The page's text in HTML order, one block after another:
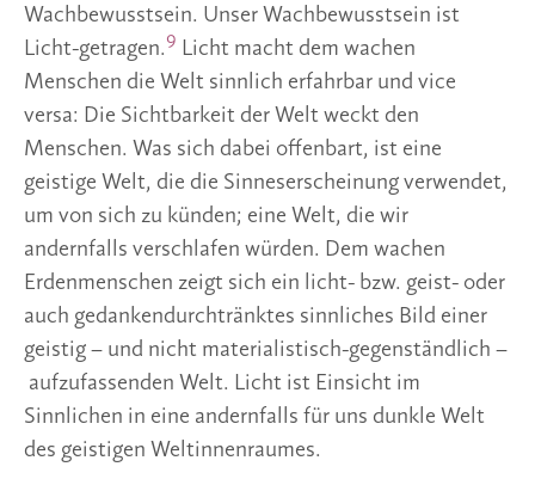
Wachbewusstsein. Unser Wachbewusstsein ist
Licht-getragen.9 Licht macht dem wachen
Menschen die Welt sinnlich erfahrbar und vice
versa: Die Sichtbarkeit der Welt weckt den
Menschen. Was sich dabei offenbart, ist eine
geistige Welt, die die Sinneserscheinung verwendet,
um von sich zu künden; eine Welt, die wir
andernfalls verschlafen würden. Dem wachen
Erdenmenschen zeigt sich ein licht- bzw. geist- oder
auch gedankendurchtränktes sinnliches Bild einer
geistig – und nicht materialistisch-gegenständlich –
aufzufassenden Welt. Licht ist Einsicht im
Sinnlichen in eine andernfalls für uns dunkle Welt
des geistigen Weltinnenraumes.